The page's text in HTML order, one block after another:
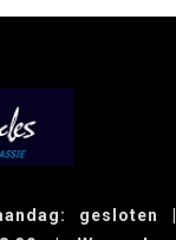
gesloten |